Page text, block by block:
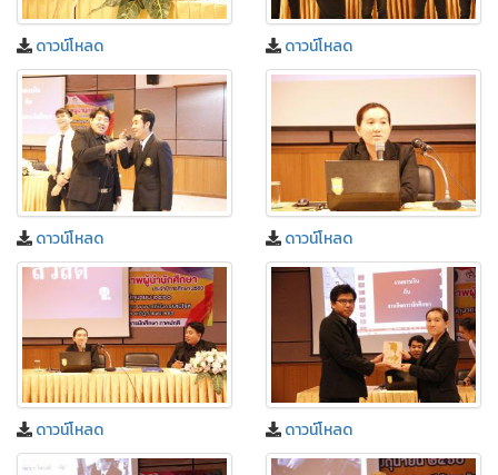
ดาวน์โหลด ดาวน์โหลด
ดาวน์โหลด ดาวน์โหลด
ดาวน์โหลด ดาวน์โหลด